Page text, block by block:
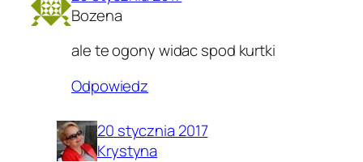
Bozena
ale te ogony widac spod kurtki
Odpowiedz
20 stycznia 2017
Krystyna